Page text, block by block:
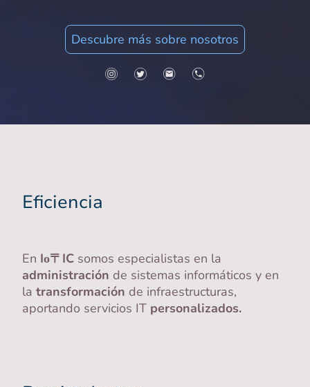
Descubre más sobre nosotros
Eficiencia
En Iο〒IC somos especialistas en la
administración de sistemas informáticos y en
la transformación de infraestructuras,
aportando servicios IT personalizados.